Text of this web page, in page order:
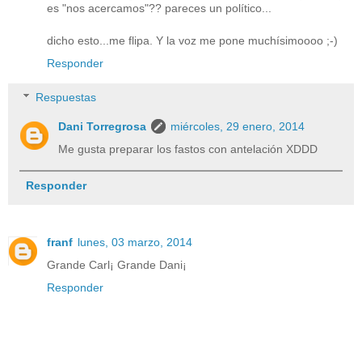
es "nos acercamos"?? pareces un político...
dicho esto...me flipa. Y la voz me pone muchísimoooo ;-)
Responder
Respuestas
Dani Torregrosa
miércoles, 29 enero, 2014
Me gusta preparar los fastos con antelación XDDD
Responder
franf lunes, 03 marzo, 2014
Grande Carl¡ Grande Dani¡
Responder